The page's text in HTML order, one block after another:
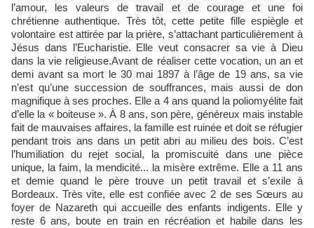
l’amour, les valeurs de travail et de courage et une foi
chrétienne authentique. Très tôt, cette petite fille espiègle et
volontaire est attirée par la prière, s’attachant particulièrement à
Jésus dans l’Eucharistie. Elle veut consacrer sa vie à Dieu
dans la vie religieuse.Avant de réaliser cette vocation, un an et
demi avant sa mort le 30 mai 1897 à l’âge de 19 ans, sa vie
n’est qu’une succession de souffrances, mais aussi de don
magnifique à ses proches. Elle a 4 ans quand la poliomyélite fait
d’elle la « boiteuse ». À 8 ans, son père, généreux mais instable
fait de mauvaises affaires, la famille est ruinée et doit se réfugier
pendant trois ans dans un petit abri au milieu des bois. C’est
l’humiliation du rejet social, la promiscuité dans une pièce
unique, la faim, la mendicité... la misère extrême. Elle a 11 ans
et demie quand le père trouve un petit travail et s’exile à
Bordeaux. Très vite, elle est confiée avec 2 de ses Sœurs au
foyer de Nazareth qui accueille des enfants indigents. Elle y
reste 6 ans, boute en train en récréation et habile dans les